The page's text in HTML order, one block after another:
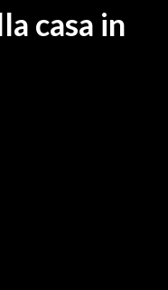
casa in